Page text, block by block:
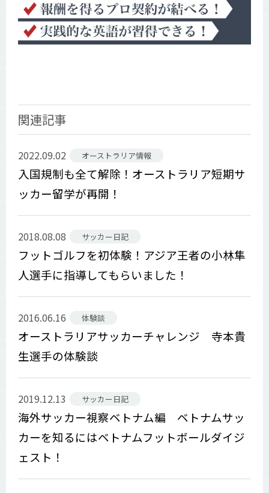
関連記事
2022.09.02 オーストラリア情報
入国規制も全て解除！オーストラリア短期サ
ッカー留学が再開！
2018.08.08 サッカー日記
フットゴルフを初体験！アジア王者の小林隼
人選手に指導してもらいました！
2016.06.16 体験談
オーストラリアサッカーチャレンジ 寺本貴
生選手の体験談
2019.12.13 サッカー日記
海外サッカー視察ベトナム編 ベトナムサッ
カーを知るにはベトナムフットボールダイジ
ェスト！